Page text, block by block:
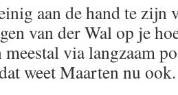
aan de hand te zijn
van der Wal op je
via langzaam
weet Maarten nu ook.